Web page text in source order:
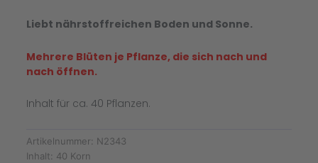
Liebt nährstoffreichen Boden und Sonne.
Mehrere Blüten je Pflanze, die sich nach und
nach öffnen.
Inhalt für ca. 40 Pflanzen.
Artikelnummer: N2343
Inhalt: 40 Korn